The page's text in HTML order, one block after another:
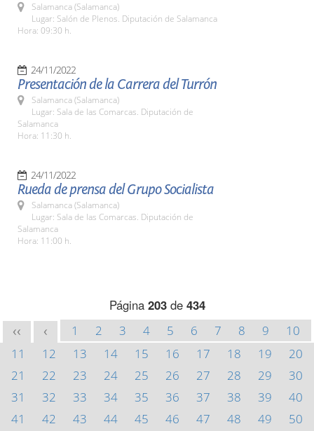
Salamanca (Salamanca)
Lugar: Salón de Plenos. Diputación de Salamanca
Hora: 09:30 h.
24/11/2022
Presentación de la Carrera del Turrón
Salamanca (Salamanca)
Lugar: Sala de las Comarcas. Diputación de
Salamanca
Hora: 11:30 h.
24/11/2022
Rueda de prensa del Grupo Socialista
Salamanca (Salamanca)
Lugar: Sala de las Comarcas. Diputación de
Salamanca
Hora: 11:00 h.
Página 203de 434
<< < 1 2 3 4 5 6 7 8 9
10
11
12 13 14 15 16 17 18 19
20
21
22 23 24 25 26 27 28 29
30
31
32 33 34 35 36 37 38 39
40
41
42 43 44 45 46 47 48 49
50